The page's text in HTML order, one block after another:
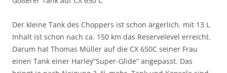
Der kleine Tank des Choppers ist schon ärgerlich. mit 13 L
Inhalt ist schon nach ca. 150 km das Reservelevel erreicht.
Darum hat Thomas Müller auf die CX 650C seiner Frau
einen Tank einer Harley”Super-Glide” angepasst. Das